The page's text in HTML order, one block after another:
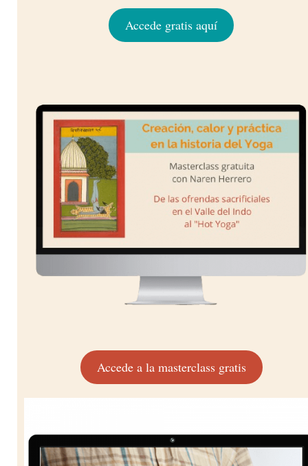
Accede gratis aquí
Accede a la masterclass gratis